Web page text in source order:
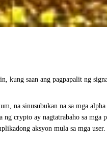
kung saan ang pagpapalit ng
na sinusubukan na sa mga
crypto ay nagtatrabaho sa
aksyon mula sa mga user.